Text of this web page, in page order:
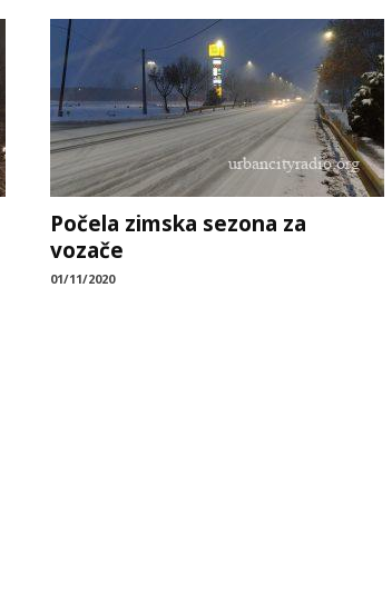
Počela zimska sezona za
vozače
01/11/2020